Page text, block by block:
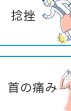
捻挫
首の痛み